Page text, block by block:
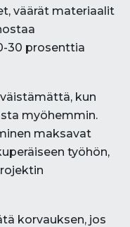
väärät materiaalit
30 prosenttia
kun
myöhemmin.
maksavat
työhön,
korvauksen, jos